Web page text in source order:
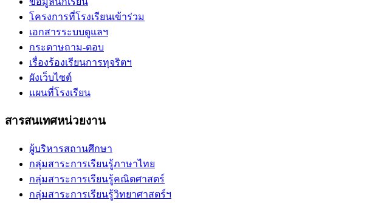
โครงการที่โรงเรียนเข้าร่วม
เอกสารระบบดูแลฯ
กระดาษถาม-ตอบ
เรื่องร้องเรียนการทุจริตฯ
ผังเว็บไซต์
แผนที่โรงเรียน
สารสนเทศหน่วยงาน
ผู้บริหารสถานศึกษา
กลุ่มสาระการเรียนรู้ภาษาไทย
กลุ่มสาระการเรียนรู้คณิตศาสตร์
กลุ่มสาระการเรียนรู้วิทยาศาสตร์ฯ